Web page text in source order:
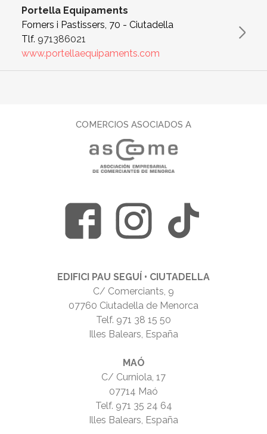
Portella Equipaments
Forners i Pastissers, 70 - Ciutadella
Tlf. 971386021
www.portellaequipaments.com
COMERCIOS ASOCIADOS A
EDIFICI PAU SEGUÍ • CIUTADELLA
C/ Comerciants, 9
07760 Ciutadella de Menorca
Telf. 971 38 15 50
Illes Balears, España
MAÓ
C/ Curniola, 17
07714 Maó
Telf. 971 35 24 64
Illes Balears, España